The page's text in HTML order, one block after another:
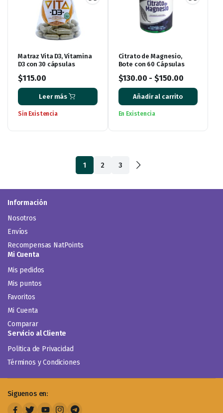
Matraz Vita D3, Vitamina
D3 con 30 cápsulas
$115.00
Leer más
Sin Existencia
Citrato de Magnesio,
Bote con 60 Cápsulas
$130.00 - $150.00
Añadir al carrito
En Existencia
1 2 3
Información
Nosotros
Envíos
Recompensas NatPoints
Mi Cuenta
Mis pedidos
Mis puntos
Favoritos
Mi Cuenta
Comparar
Servicio al Cliente
Politica de Privacidad
Términos y Condiciones
Siguenos en: